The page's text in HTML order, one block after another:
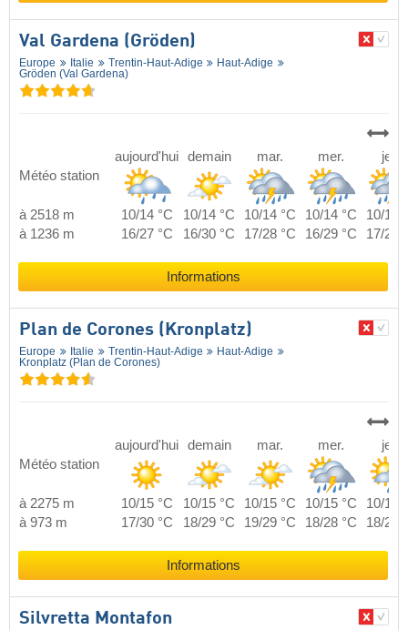
Val Gardena (Gröden)
Europe Italie Trentin-Haut-Adige
Haut-Adige
Gröden (Val Gardena)
Météo station
aujourd'hui demain mar. mer. jeu.
à 2518 m 10/14 °C 10/14 °C 10/14 °C 10/14 °C
10/14
à 1236 m
16/27 °C 16/30 °C 17/28 °C 16/29 °C 17/27
Informations
Plan de Corones (Kronplatz)
Europe Italie Trentin-Haut-Adige
Haut-Adige
Kronplatz (Plan de Corones)
Météo station
aujourd'hui demain mar. mer. jeu.
à 2275 m 10/15 °C 10/15 °C 10/15 °C 10/15 °C
10/15
à 973 m
17/30 °C 18/29 °C 19/29 °C 18/28 °C 18/29
Informations
Silvretta Montafon